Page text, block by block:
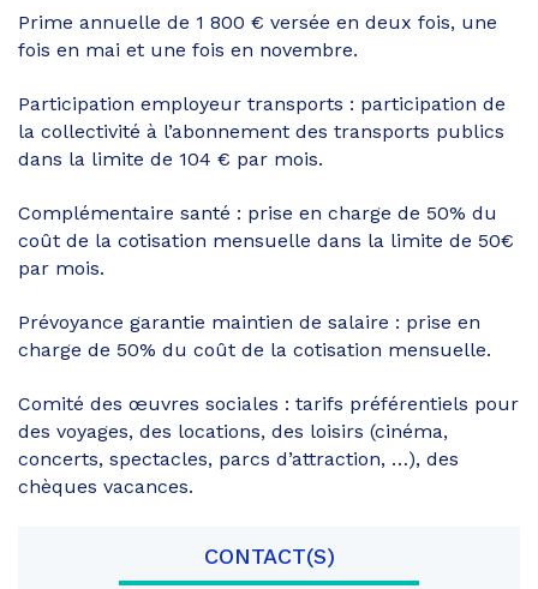
Prime annuelle de 1 800 € versée en deux fois, une
fois en mai et une fois en novembre.
Participation employeur transports : participation de
la collectivité à l’abonnement des transports publics
dans la limite de 104 € par mois.
Complémentaire santé : prise en charge de 50% du
coût de la cotisation mensuelle dans la limite de 50€
par mois.
Prévoyance garantie maintien de salaire : prise en
charge de 50% du coût de la cotisation mensuelle.
Comité des œuvres sociales : tarifs préférentiels pour
des voyages, des locations, des loisirs (cinéma,
concerts, spectacles, parcs d’attraction, …), des
chèques vacances.
CONTACT(S)